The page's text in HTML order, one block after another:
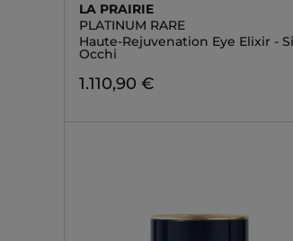
LA PRAIRIE
PLATINUM RARE
Haute-Rejuvenation Eye Elixir -
Occhi
1.110,90 €